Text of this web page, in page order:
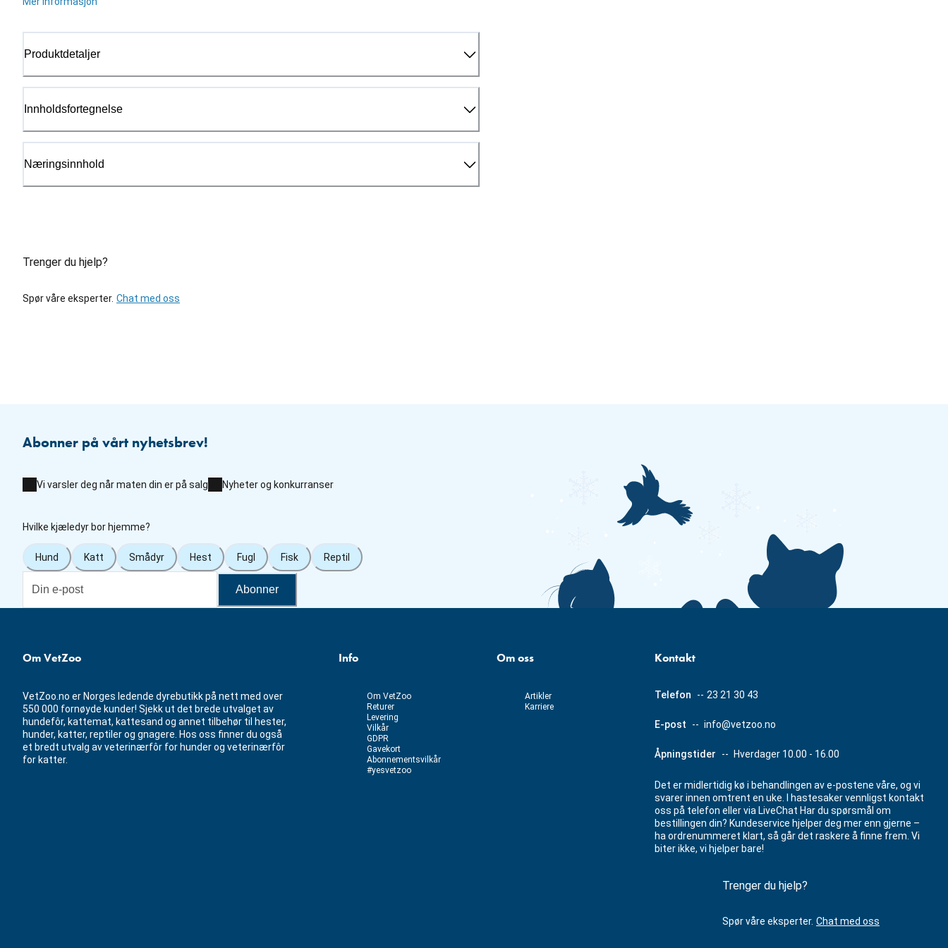
Produktdetaljer
Innholdsfortegnelse
Næringsinnhold
Trenger du hjelp?
Spør våre eksperter. Chat med oss
Abonner på vårt nyhetsbrev!
Vi varsler deg når maten din er på salg Nyheter og konkurranser
Hvilke kjæledyr bor hjemme?
Hund Katt Smådyr Hest Fugl Fisk Reptil
Abonner
Om VetZoo
VetZoo.no er Norges ledende dyrebutikk på nett med over
550 000 fornøyde kunder! Sjekk ut det brede utvalget av
hundefôr, kattemat, kattesand og annet tilbehør til hester,
hunder, katter, reptiler og gnagere. Hos oss finner du også
et bredt utvalg av veterinærfôr for hunder og veterinærfôr
for katter.
Info
Om VetZoo
Returer
Levering
Vilkår
GDPR
Gavekort
Abonnementsvilkår
#yesvetzoo
Om oss
Artikler
Karriere
Kontakt
Telefon -- 23 21 30 43
E-post -- info@vetzoo.no
Åpningstider -- Hverdager 10.00 - 16.00
Det er midlertidig kø i behandlingen av e-postene våre, og vi
svarer innen omtrent en uke. I hastesaker vennligst kontakt
oss på telefon eller via LiveChat Har du spørsmål om
bestillingen din? Kundeservice hjelper deg mer enn gjerne –
ha ordrenummeret klart, så går det raskere å finne frem. Vi
biter ikke, vi hjelper bare!
Trenger du hjelp?
Spør våre eksperter. Chat med oss